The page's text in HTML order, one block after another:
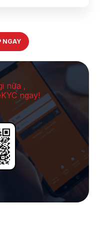
NGAY
nữa ,
ngay!